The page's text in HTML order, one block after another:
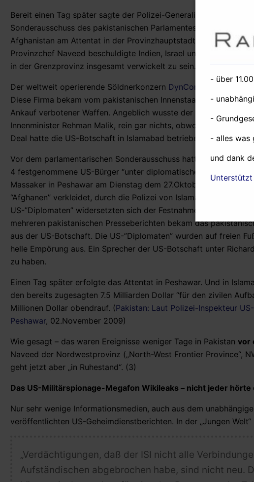
Bereit einen Tag später sagte der Polizei-Generalinspekteur (IG)
Sonderausschuss des pakistanischen Parlamentes aus. Dort
Afghanistan am Attentat in der Provinzhauptstadt Peshawar
Provinzchef Naveed beschuldigte Indien, Israel und
in der Grenzprovinz insgesamt verwickelt zu sein.
Der weltweit operierende Söldnerkonzern DynCorp
Diese Firma bekam vom pakistanischen Innenstaatssekretär
Ankauf verbotener Waffen. Angeblich wusste der Vorgesetzte
Innenminister Rehman Malik, rein gar nichts, obwohl
Deal hatte die US-Botschaft in Islamabad betrieben, für die Inter-
Vor dem parlamentarischen Sonderausschuss hatte ausserdem
4 festgenommene US-Bürger “unter diplomatischer Immunität”
Massaker in Peshawar am Dienstag dem 27.Oktober in zwei
“Afghanen” verkleidet, durch die Polizei von Islamabad
US-”Diplomaten” widersetzten sich der Festnahme und
mehreren pakistanischen Presseberichten bekam das
aus der US-Botschaft. Die US-”Diplomaten” wurden auf freien
helle Empörung aus. Ein Sprecher der US-Botschaft unter
zu haben.
Einen Tag später erfolgte das Attentat in Peshawar. Und in
den bereits zugesagten 7.5 Milliarden Dollar “für den zivilen
Millionen Dollar obendrauf. (Pakistan: Laut Polizei-Inspekteur
Peshawar, 02.November 2009)
Wie gesagt – das waren Ereignisse weniger Tage in Pakistan vor
Naveed der Nordwestprovinz („North-West Frontier Province“,
geht jetzt aber „in Ruhestand“. (3)
Das US-Militärspionage-Megafon Wikileaks – nicht jeder hörte
Nur sehr wenige Informationsmedien, auch aus dem
veröffentlichten US-Geheimdienstberichten. In der „Jungen
„Verdächtigungen, daß der ISI nicht alle
Aufständischen abgebrochen habe, sind nicht neu.
- über
-
-
- alles was
und dank
Unterstützt